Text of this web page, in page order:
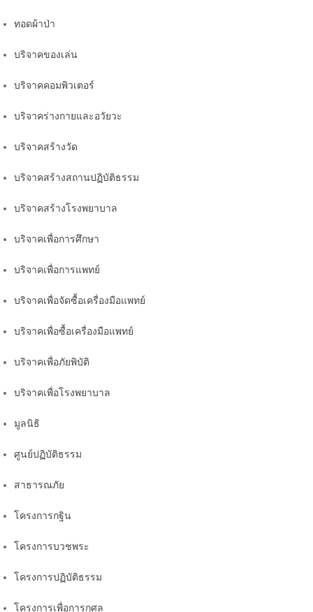
ทอดผ้าป่า
บริจาคของเล่น
บริจาคคอมพิวเตอร์
บริจาคร่างกายและอวัยวะ
บริจาคสร้างวัด
บริจาคสร้างสถานปฏิบัติธรรม
บริจาคสร้างโรงพยาบาล
บริจาคเพื่อการศึกษา
บริจาคเพื่อการแพทย์
บริจาคเพื่อจัดซื้อเครื่องมือแพทย์
บริจาคเพื่อซื้อเครื่องมือแพทย์
บริจาคเพื่อภัยพิบัติ
บริจาคเพื่อโรงพยาบาล
มูลนิธิ
ศูนย์ปฏิบัติธรรม
สาธารณภัย
โครงการกฐิน
โครงการบวชพระ
โครงการปฏิบัติธรรม
โครงการเพื่อการกุศล